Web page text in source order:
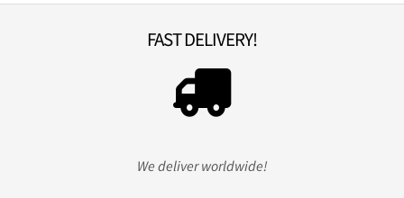
FAST DELIVERY!
We deliver worldwide!